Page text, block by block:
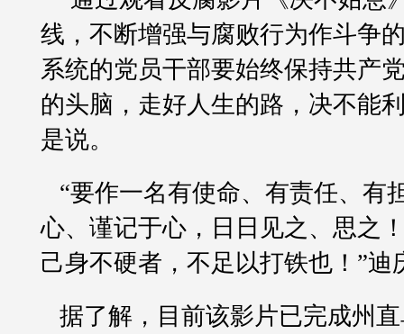
线，不断增强与腐败行为作斗争
系统的党员干部要始终保持共产
的头脑，走好人生的路，决不能
是说。
“要作一名有使命、有责任、有
心、谨记于心，日日见之、思之
己身不硬者，不足以打铁也！”
据了解，目前该影片已完成州